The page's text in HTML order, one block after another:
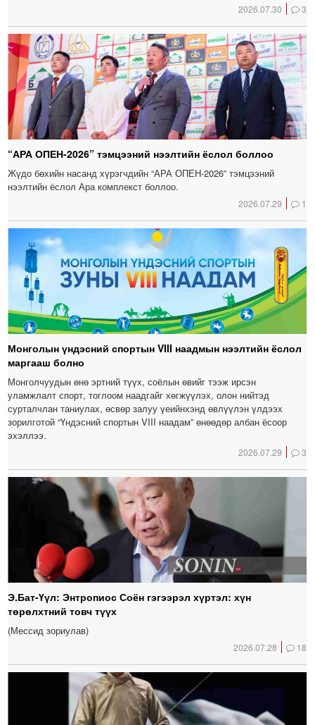
2026.07.30 3
“АРА ОПЕН-2026” тэмцээний нээлтийн ёслол боллоо
Жүдо бөхийн насанд хүрэгчдийн “АРА ОПЕН-2026” тэмцээний
нээлтийн ёслол Ара комплекст боллоо.
2026.07.29 1
Монголын үндэсний спортын VIII наадмын нээлтийн ёслол
маргааш болно
Монголчуудын өнө эртний түүх, соёлын өвийг тээж ирсэн
уламжлалт спорт, тоглоом наадгайг хөгжүүлэх, олон нийтэд
сурталчлан таниулах, өсвөр залуу үеийнхэнд өвлүүлэн үлдээх
зорилготой “Үндэсний спортын VIII наадам” өнөөдөр албан ёсоор
эхэллээ.
2026.07.29 3
Э.Бат-Үүл: Энтропиос Соён гэгээрэл хүртэл: хүн
төрөлхтний товч түүх
(Мессид зориулав)
2026.07.28 18